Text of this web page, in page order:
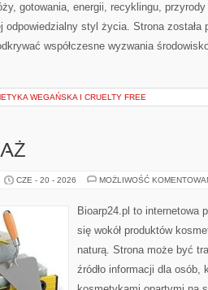
gotowania, energii, recyklingu,
odpowiedzialny styl życia. Strona została
współczesne wyzwania
WEGAŃSKA I CRUELTY FREE
CZE - 20 - 2026 MOŻLIWOŚĆ
Bioarp24.pl to internetowa
się wokół produktów
naturą. Strona może być
źródło informacji dla osób,